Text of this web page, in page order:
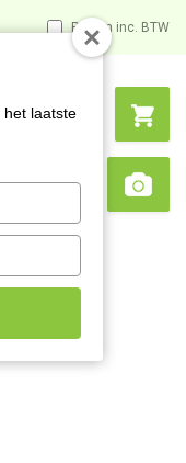
Prijzen inc. BTW
Search
het laatste